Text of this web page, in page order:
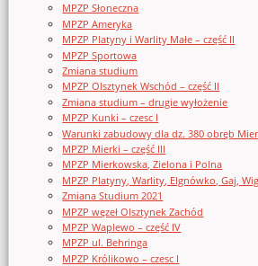
MPZP Słoneczna
MPZP Ameryka
MPZP Platyny i Warlity Małe – część II
MPZP Sportowa
Zmiana studium
MPZP Olsztynek Wschód – część II
Zmiana studium – drugie wyłożenie
MPZP Kunki – czesc I
Warunki zabudowy dla dz. 380 obręb
MPZP Mierki – część III
MPZP Mierkowska, Zielona i Polna
MPZP Platyny, Warlity, Elgnówko, Gaj,
Zmiana Studium 2021
MPZP węzeł Olsztynek Zachód
MPZP Waplewo – część IV
MPZP ul. Behringa
MPZP Królikowo – czesc I